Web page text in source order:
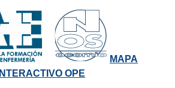
MAPA
INTERACTIVO OPE